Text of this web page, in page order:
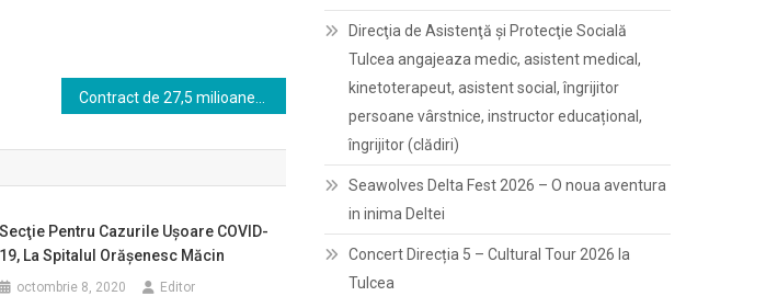
Secţie Pentru Cazurile Uşoare COVID-
19, La Spitalul Orăşenesc Măcin
octombrie 8, 2020 Editor
Direcţia de Asistenţă şi Protecţie Socială
Tulcea angajeaza medic, asistent medical,
kinetoterapeut, asistent social, îngrijitor
persoane vârstnice, instructor educațional,
îngrijitor (clădiri)
Seawolves Delta Fest 2026 – O noua aventura
in inima Deltei
Concert Direcția 5 – Cultural Tour 2026 la
Tulcea